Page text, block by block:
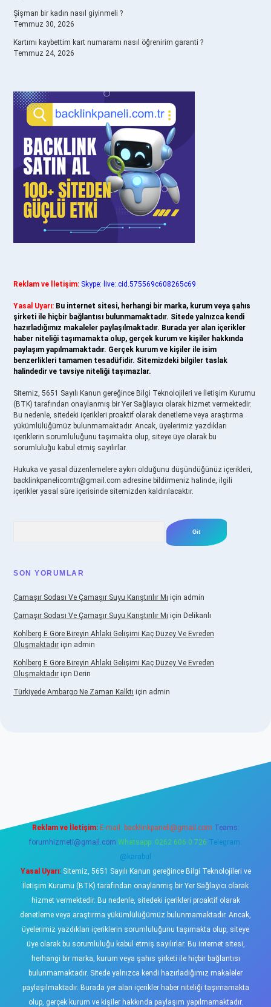
Şişman bir kadın nasıl giyinmeli ?
Temmuz 30, 2026
Kartımı kaybettim kart numaramı nasıl öğrenirim garanti ?
Temmuz 24, 2026
Reklam ve İletişim: Skype: live:.cid.575569c608265c69
Yasal Uyarı: Bu internet sitesi, herhangi bir marka, kurum veya şahıs
şirketi ile hiçbir bağlantısı bulunmamaktadır. Sitede yalnızca kendi
hazırladığımız makaleler paylaşılmaktadır. Burada yer alan içerikler
haber niteliği taşımamakta olup, gerçek kurum ve kişiler hakkında
paylaşım yapılmamaktadır. Gerçek kurum ve kişiler ile isim
benzerlikleri tamamen tesadüfidir. Sitemizdeki bilgiler taslak
halindedir ve tavsiye niteliği taşımazlar.
Sitemiz, 5651 Sayılı Kanun gereğince Bilgi Teknolojileri ve İletişim Kurumu
(BTK) tarafından onaylanmış bir Yer Sağlayıcı olarak hizmet vermektedir.
Bu nedenle, sitedeki içerikleri proaktif olarak denetleme veya araştırma
yükümlülüğümüz bulunmamaktadır. Ancak, üyelerimiz yazdıkları
içeriklerin sorumluluğunu taşımakta olup, siteye üye olarak bu
sorumluluğu kabul etmiş sayılırlar.
Hukuka ve yasal düzenlemelere aykırı olduğunu düşündüğünüz içerikleri,
backlinkpanelicomtr@gmail.com adresine bildirmeniz halinde, ilgili
içerikler yasal süre içerisinde sitemizden kaldırılacaktır.
SON YORUMLAR
Çamaşır Sodası Ve Çamaşır Suyu Karıştırılır Mı için admin
Çamaşır Sodası Ve Çamaşır Suyu Karıştırılır Mı için Delikanlı
Kohlberg E Göre Bireyin Ahlaki Gelişimi Kaç Düzey Ve Evreden
Oluşmaktadır için admin
Kohlberg E Göre Bireyin Ahlaki Gelişimi Kaç Düzey Ve Evreden
Oluşmaktadır için Derin
Türkiyede Ambargo Ne Zaman Kalktı için admin
Reklam ve İletişim: E-mail: backlinkpaneli@gmail.com Teams:
forumhizmeti@gmail.com Whatsapp: 0262 606 0 726 Telegram:
@karabul
Yasal Uyarı:Sitemiz, 5651 Sayılı Kanun gereğince Bilgi Teknolojileri ve
İletişim Kurumu (BTK) tarafından onaylanmış bir Yer Sağlayıcı olarak
hizmet vermektedir. Bu nedenle, sitedeki içerikleri proaktif olarak
denetleme veya araştırma yükümlülüğümüz bulunmamaktadır. Ancak,
üyelerimiz yazdıkları içeriklerin sorumluluğunu taşımakta olup, siteye
üye olarak bu sorumluluğu kabul etmiş sayılırlar. Bu internet sitesi,
herhangi bir marka, kurum veya şahıs şirketi ile hiçbir bağlantısı
bulunmamaktadır. Sitede yalnızca kendi hazırladığımız makaleler
paylaşılmaktadır. Burada yer alan içerikler haber niteliği taşımamakta
olup, gerçek kurum ve kişiler hakkında paylaşım yapılmamaktadır.